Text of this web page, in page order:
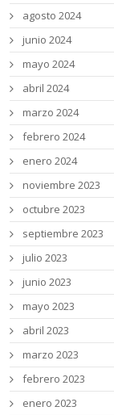
agosto 2024
junio 2024
mayo 2024
abril 2024
marzo 2024
febrero 2024
enero 2024
noviembre 2023
octubre 2023
septiembre 2023
julio 2023
junio 2023
mayo 2023
abril 2023
marzo 2023
febrero 2023
enero 2023